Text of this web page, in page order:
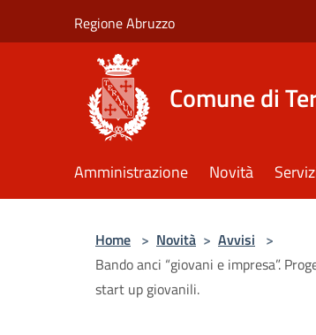
Regione Abruzzo
Comune di
Amministrazione Novità
Home > Novità > Avvisi >
Bando anci “giovani e impresa”.
start up giovanili.